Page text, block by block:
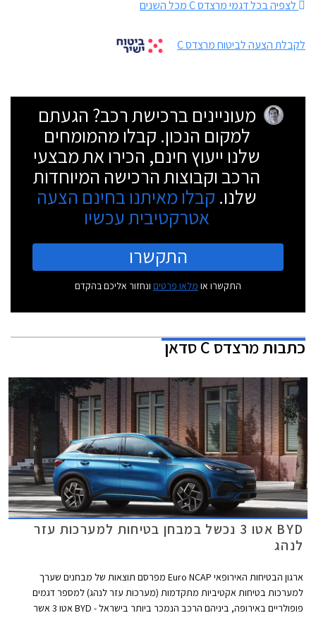
לצפיה בכל דגמי מרצדס C מכל השנים
לקבלת הצעה לביטוח מרצדס C
מעוניינים ברכישת רכב? הגעתם
למקום הנכון. קבלו מהמומחים
שלנו ייעוץ חינם, הכירו את מבצעי
הרכב וקבוצות הרכישה המיוחדות
שלנו. קבלו מאיתנו בחינם הצעה
אטרקטיבית עכשיו
התקשרו
התקשרו או מלאו פרטים ונחזור אליכם בהקדם
כתבותמרצדס C סדאן
BYD אטו 3 נכשל במבחן בטיחות למערכות עזר
לנהג
ארגון הבטיחות האירופאי Euro NCAP מפרסם תוצאות של מבחנים שערך
למערכות בטיחות אקטיביות מתקדמות (מערכות עזר לנהג) למספר דגמים
פופולריים באירופה, ביניהם הרכב הנמכר ביותר בישראל - BYD אטו 3 אשר